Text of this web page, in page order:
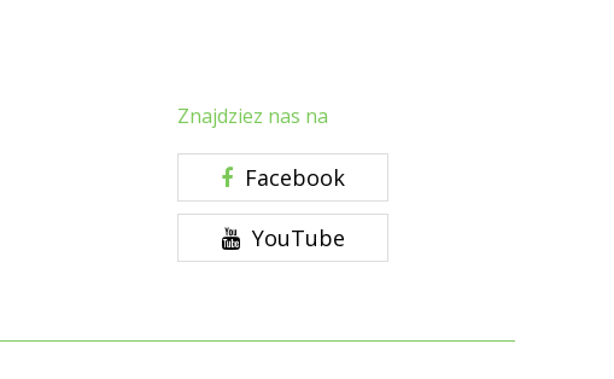
Znajdziez nas na
Facebook
YouTube